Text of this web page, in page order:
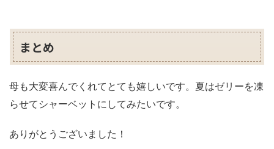
まとめ
母も大変喜んでくれてとても嬉しいです。夏はゼリーを凍
らせてシャーベットにしてみたいです。
ありがとうございました！